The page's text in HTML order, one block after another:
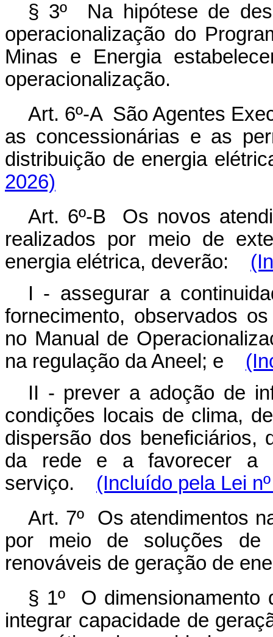
§ 3º Na hipótese de
operacionalização do
Minas e Energia
operacionalização.
Art. 6º-A São Agentes
as concessionárias e as
distribuição de energia
2026)
Art. 6º-B Os novos
realizados por meio de
energia elétrica, deverão:
I - assegurar a
fornecimento, observados
no Manual de
na regulação da Aneel; e
II - prever a adoção de
condições locais de clima,
dispersão dos beneficiários,
da rede e a favorecer a
serviço.
(Incluído pela Lei
Art. 7º Os atendimentos
por meio de soluções de
renováveis de geração de
§ 1º O dimensionamento
integrar capacidade de